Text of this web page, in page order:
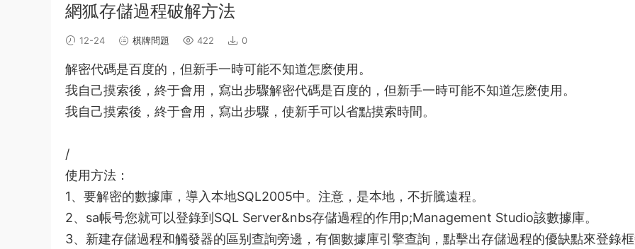
網狐存儲過程破解方法
12-24 棋牌問題 422 0
解密代碼是百度的，但新手一時可能不知道怎麽使用。
我自己摸索後，終于會用，寫出步驟解密代碼是百度的，但新手一時可能不知道怎麽使用。
我自己摸索後，終于會用，寫出步驟，使新手可以省點摸索時間。
/
使用方法：
1、要解密的數據庫 ，導入本地SQL2005中。注意，是本地，不折騰遠程。
2、sa帳号您就可以登錄到SQL Server&nbs存儲過程的作用p;Management Studio該數據庫。
3、新建存儲過程和觸發器的區别查詢旁邊，有個數據庫引擎查詢，點擊出存儲過程的優缺點來登錄框